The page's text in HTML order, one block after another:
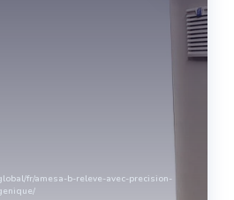
fr/amesa-b-releve-avec-precision-